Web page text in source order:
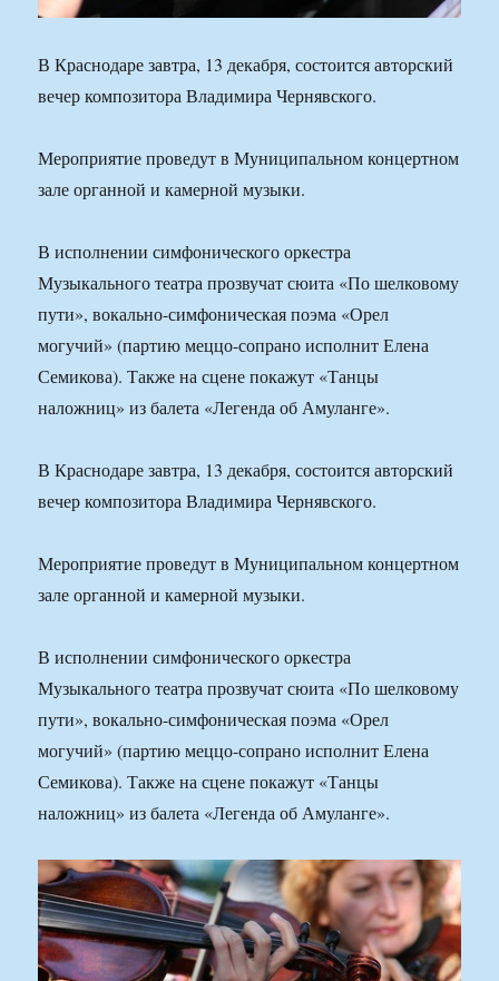
В Краснодаре завтра, 13 декабря, состоится авторский
вечер композитора Владимира Чернявского.
Мероприятие проведут в Муниципальном концертном
зале органной и камерной музыки.
В исполнении симфонического оркестра
Музыкального театра прозвучат сюита «По шелковому
пути», вокально-симфоническая поэма «Орел
могучий» (партию меццо-сопрано исполнит Елена
Семикова). Также на сцене покажут «Танцы
наложниц» из балета «Легенда об Амуланге».
В Краснодаре завтра, 13 декабря, состоится авторский
вечер композитора Владимира Чернявского.
Мероприятие проведут в Муниципальном концертном
зале органной и камерной музыки.
В исполнении симфонического оркестра
Музыкального театра прозвучат сюита «По шелковому
пути», вокально-симфоническая поэма «Орел
могучий» (партию меццо-сопрано исполнит Елена
Семикова). Также на сцене покажут «Танцы
наложниц» из балета «Легенда об Амуланге».